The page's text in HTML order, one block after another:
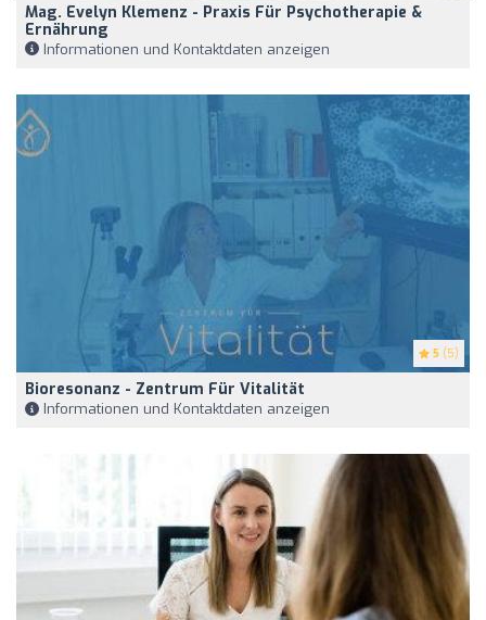
Mag. Evelyn Klemenz - Praxis Für Psychotherapie &
Ernährung
Informationen und Kontaktdaten anzeigen
5 (5)
Bioresonanz - Zentrum Für Vitalität
Informationen und Kontaktdaten anzeigen